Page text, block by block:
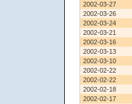
2002-03-27
2002-03-26
2002-03-24
2002-03-21
2002-03-16
2002-03-13
2002-03-10
2002-02-22
2002-02-22
2002-02-18
2002-02-17